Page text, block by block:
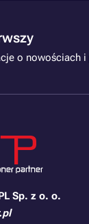
o nowościach
Sp. z o. o.